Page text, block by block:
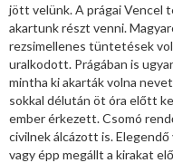
jött velünk. A prágai Vencel
akartunk részt venni.
rezsimellenes tüntetések
uralkodott. Prágában is
mintha ki akarták volna
sokkal délután öt óra előtt
ember érkezett. Csomó
civilnek álcázott is.
vagy épp megállt a kirakat